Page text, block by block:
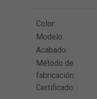
Color:
Modelo:
Acabado:
Método de
fabricación:
Certificado: